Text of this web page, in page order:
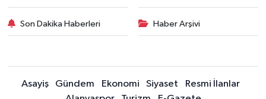
Son Dakika Haberleri Haber Arşivi
Asayiş Gündem Ekonomi Siyaset
Resmi İlanlar